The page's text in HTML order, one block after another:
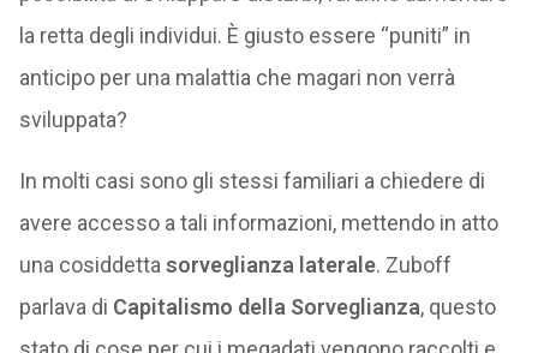
la retta degli individui. È giusto essere “puniti” in
anticipo per una malattia che magari non verrà
sviluppata?
In molti casi sono gli stessi familiari a chiedere di
avere accesso a tali informazioni, mettendo in atto
una cosiddetta sorveglianza laterale. Zuboff
parlava di Capitalismo della Sorveglianza, questo